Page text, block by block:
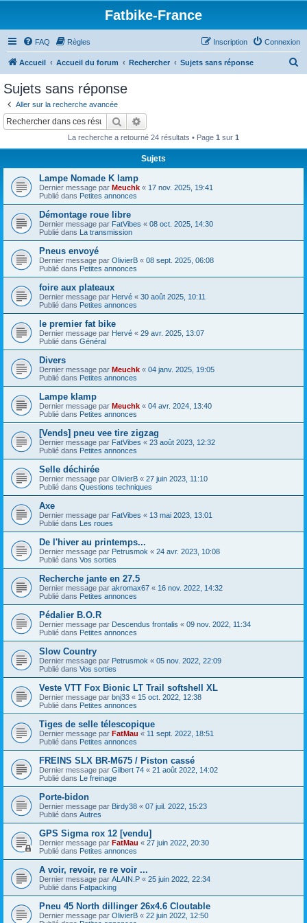
Fatbike-France
FAQ Règles Connexion
Inscription
Accueil Accueil du forum Rechercher Sujets sans réponse
Sujets sans réponse
Aller sur la recherche avancée
Rechercher
La recherche a retourné 24 résultats • Page 1 sur 1
Sujets
Lampe Nomade K lamp
Dernier message par Meuchk « 17 nov. 2025, 19:41
Publié dans Petites annonces
Démontage roue libre
Dernier message par FatVibes « 08 oct. 2025, 14:30
Publié dans La transmission
Pneus envoyé
Dernier message par OlivierB « 08 sept. 2025, 06:08
Publié dans Petites annonces
foire aux plateaux
Dernier message par Hervé « 30 août 2025, 10:11
Publié dans Petites annonces
le premier fat bike
Dernier message par Hervé « 29 avr. 2025, 13:07
Publié dans Général
Divers
Dernier message par Meuchk « 04 janv. 2025, 19:05
Publié dans Petites annonces
Lampe klamp
Dernier message par Meuchk « 04 avr. 2024, 13:40
Publié dans Petites annonces
[Vends] pneu vee tire zigzag
Dernier message par FatVibes « 23 août 2023, 12:32
Publié dans Petites annonces
Selle déchirée
Dernier message par OlivierB « 27 juin 2023, 11:10
Publié dans Questions techniques
Axe
Dernier message par FatVibes « 13 mai 2023, 13:01
Publié dans Les roues
De l'hiver au printemps...
Dernier message par Petrusmok « 24 avr. 2023, 10:08
Publié dans Vos sorties
Recherche jante en 27.5
Dernier message par akromax67 « 16 nov. 2022, 14:32
Publié dans Petites annonces
Pédalier B.O.R
Dernier message par Descendus frontalis « 09 nov. 2022, 11:34
Publié dans Petites annonces
Slow Country
Dernier message par Petrusmok « 05 nov. 2022, 22:09
Publié dans Vos sorties
Veste VTT Fox Bionic LT Trail softshell XL
Dernier message par bnj33 « 15 oct. 2022, 12:38
Publié dans Petites annonces
Tiges de selle télescopique
Dernier message par FatMau « 11 sept. 2022, 18:51
Publié dans Petites annonces
FREINS SLX BR-M675 / Piston cassé
Dernier message par Gilbert 74 « 21 août 2022, 14:02
Publié dans Le freinage
Porte-bidon
Dernier message par Birdy38 « 07 juil. 2022, 15:23
Publié dans Autres
GPS Sigma rox 12 [vendu]
Dernier message par FatMau « 27 juin 2022, 20:30
Publié dans Petites annonces
A voir, revoir, re re voir ...
Dernier message par ALAIN.P « 25 juin 2022, 22:34
Publié dans Fatpacking
Pneu 45 North dillinger 26x4.6 Cloutable
Dernier message par OlivierB « 22 juin 2022, 12:50